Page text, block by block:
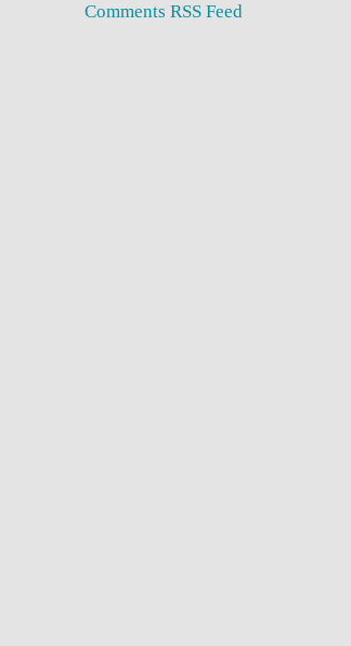
Comments RSS Feed